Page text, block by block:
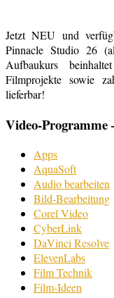
Jetzt NEU und
Pinnacle Studio 26
Aufbaukurs
Filmprojekte sowie
lieferbar!
Video-Programme
Apps
AquaSoft
Audio bearbeiten
Bild-Bearbeitung
Corel Video
CyberLink
DaVinci Resolve
ElevenLabs
Film Technik
Film-Ideen